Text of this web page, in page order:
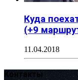
Куда
(+9
11.04.2018
Контакты